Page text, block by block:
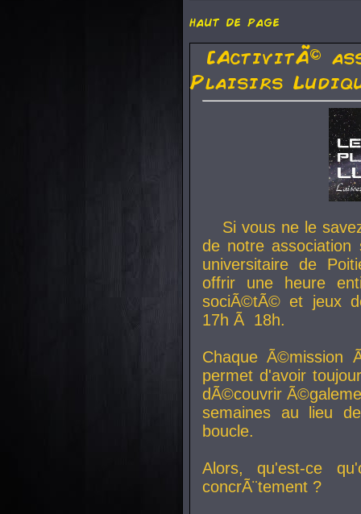
haut de page
[ActivitÃ©
Plaisirs
Si vous ne le
de notre
universitaire de
offrir une heure
sociÃ©tÃ© et jeux
17h Ã 18h.
Chaque Ã©mission
permet d'avoir
dÃ©couvrir
semaines au lieu
boucle.
Alors, qu'est-ce
concrÃ¨tement ?